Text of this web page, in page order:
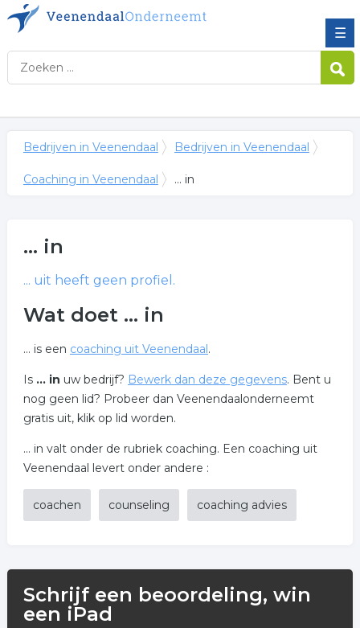
☰
Bedrijven in Veenendaal Bedrijven in Veenendaal
Coaching in Veenendaal ... in
... in
... uit heeft geen profiel.
Wat doet ... in
... is een coaching uit Veenendaal.
Is ... in uw bedrijf? Bewerk dan deze gegevens. Bent u
nog geen lid? Probeer dan Veenendaalonderneemt
gratis uit, klik op lid worden.
... in valt onder de rubriek coaching. Een coaching uit
Veenendaal levert onder andere :
coachen counseling coaching advies
Schrijf een beoordeling, win
een iPad